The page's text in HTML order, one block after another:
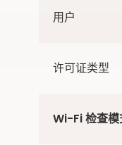
用户
许可证类型
Wi-Fi 检查模